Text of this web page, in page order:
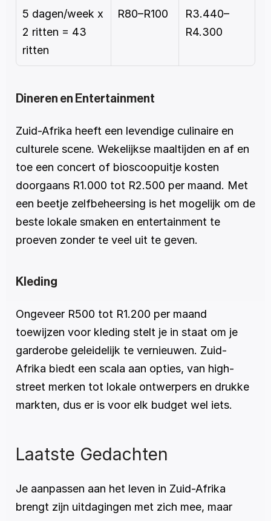
5 dagen/week x
2 ritten = 43
ritten
R80–R100
R3.440–
R4.300
Dineren en Entertainment
Zuid-Afrika heeft een levendige culinaire en
culturele scene. Wekelijkse maaltijden en af en
toe een concert of bioscoopuitje kosten
doorgaans R1.000 tot R2.500 per maand. Met
een beetje zelfbeheersing is het mogelijk om de
beste lokale smaken en entertainment te
proeven zonder te veel uit te geven.
Kleding
Ongeveer R500 tot R1.200 per maand
toewijzen voor kleding stelt je in staat om je
garderobe geleidelijk te vernieuwen. Zuid-
Afrika biedt een scala aan opties, van high-
street merken tot lokale ontwerpers en drukke
markten, dus er is voor elk budget wel iets.
Laatste Gedachten
Je aanpassen aan het leven in Zuid-Afrika
brengt zijn uitdagingen met zich mee, maar